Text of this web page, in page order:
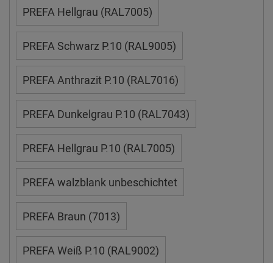
PREFA Hellgrau (RAL7005)
PREFA Schwarz P.10 (RAL9005)
PREFA Anthrazit P.10 (RAL7016)
PREFA Dunkelgrau P.10 (RAL7043)
PREFA Hellgrau P.10 (RAL7005)
PREFA walzblank unbeschichtet
PREFA Braun (7013)
PREFA Weiß P.10 (RAL9002)